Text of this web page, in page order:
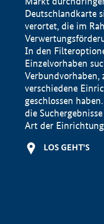
Deutschlandkarte
verortet, die im
In den
Einzelvorhaben
Verbundvorhaben,
verschiedene
geschlossen
die
Art der
LOS GEHT'S